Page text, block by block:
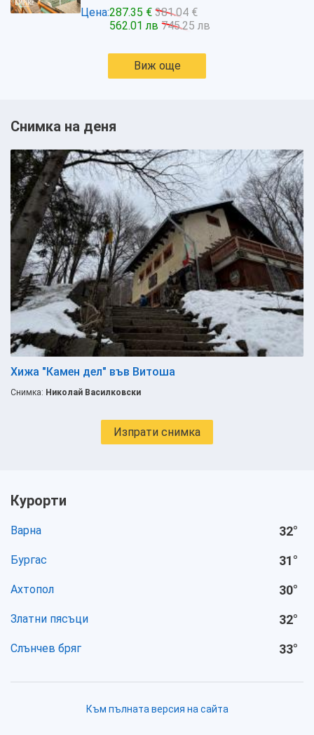
Цена:287.35 € 381.04 €
562.01 лв 745.25 лв
Виж още
Снимка на деня
Хижа "Камен дел" във Витоша
Снимка: Николай Василковски
Изпрати снимка
Курорти
Варна 32°
Бургас 31°
Ахтопол 30°
Златни пясъци 32°
Слънчев бряг 33°
Към пълната версия на сайта